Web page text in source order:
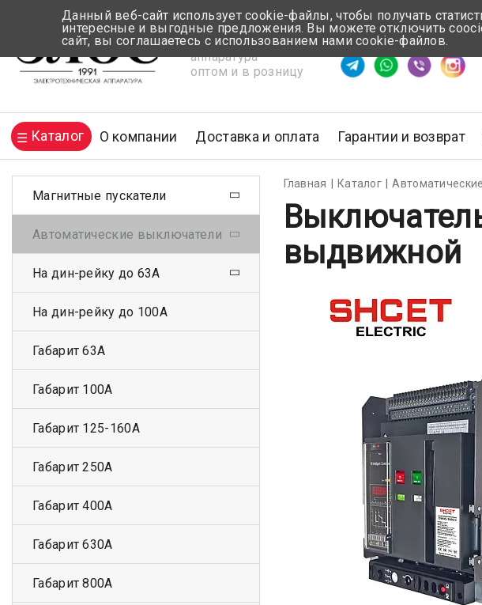
Электротехническая
аппаратура
оптом и в розницу
Время ответа ≈ 5 мин
Каталог О компании Доставка и оплата Гарантии и возврат
Главная Каталог
выдвижной
Магнитные пускатели
Автоматические выключатели
На дин-рейку до 63А
На дин-рейку до 100А
Габарит 63А
Габарит 100А
Габарит 125-160А
Габарит 250А
Габарит 400А
Габарит 630А
Габарит 800А
Данный веб-сайт использует cookie-файлы, чтобы получать
интересные и выгодные предложения. Вы можете отключить
сайт, вы соглашаетесь с использованием нами cookie-файлов.